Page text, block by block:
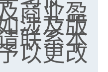
商业盈
涉及版
联系本
以更改